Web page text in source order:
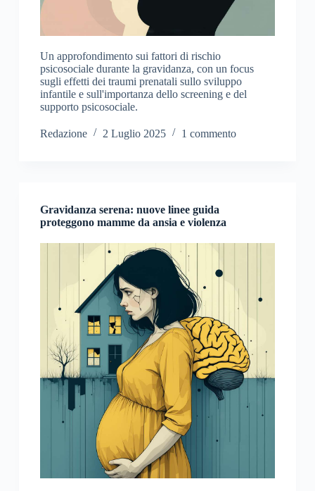
Un approfondimento sui fattori di rischio
psicosociale durante la gravidanza, con un focus
sugli effetti dei traumi prenatali sullo sviluppo
infantile e sull'importanza dello screening e del
supporto psicosociale.
Redazione 2 Luglio 2025 1 commento
Gravidanza serena: nuove linee guida
proteggono mamme da ansia e violenza